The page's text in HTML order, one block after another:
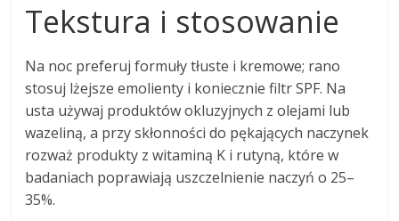
Tekstura i stosowanie
Na noc preferuj formuły tłuste i kremowe; rano
stosuj lżejsze emolienty i koniecznie filtr SPF. Na
usta używaj produktów okluzyjnych z olejami lub
wazeliną, a przy skłonności do pękających naczynek
rozważ produkty z witaminą K i rutyną, które w
badaniach poprawiają uszczelnienie naczyń o 25–
35%.